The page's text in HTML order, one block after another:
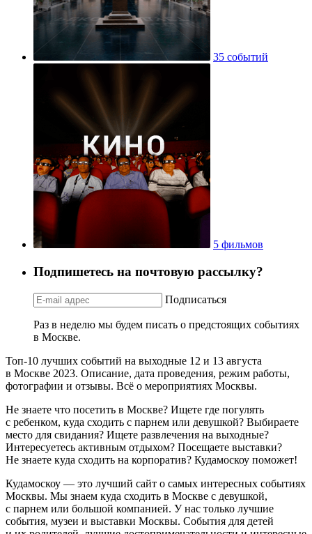
35 событий
5 фильмов
Подпишетесь на почтовую рассылку?
Подписаться
Раз в неделю мы будем писать о предстоящих событиях
в Москве.
Топ-10 лучших событий на выходные 12 и 13 августа
в Москве 2023. Описание, дата проведения, режим работы,
фотографии и отзывы. Всё о мероприятиях Москвы.
Не знаете что посетить в Москве? Ищете где погулять
с ребенком, куда сходить с парнем или девушкой? Выбираете
место для свидания? Ищете развлечения на выходные?
Интересуетесь активным отдыхом? Посещаете выставки?
Не знаете куда сходить на корпоратив? Кудамоскоу поможет!
Кудамоскоу — это лучший сайт о самых интересных событиях
Москвы. Мы знаем куда сходить в Москве с девушкой,
с парнем или большой компанией. У нас только лучшие
события, музеи и выставки Москвы. События для детей